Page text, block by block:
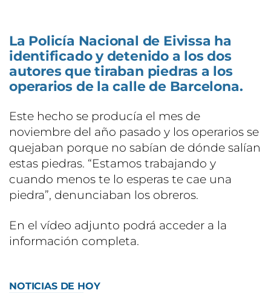
La Policía Nacional de Eivissa ha
identificado y detenido a los dos
autores que tiraban piedras a los
operarios de la calle de Barcelona.
Este hecho se producía el mes de
noviembre del año pasado y los operarios se
quejaban porque no sabían de dónde salían
estas piedras. “Estamos trabajando y
cuando menos te lo esperas te cae una
piedra”, denunciaban los obreros.
En el vídeo adjunto podrá acceder a la
información completa.
NOTICIAS DE HOY